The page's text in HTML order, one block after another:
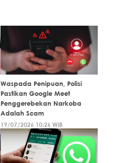
Waspada Penipuan, Polisi
Pastikan Google Meet
Penggerebekan Narkoba
Adalah Scam
19/07/2026 10:26 WIB